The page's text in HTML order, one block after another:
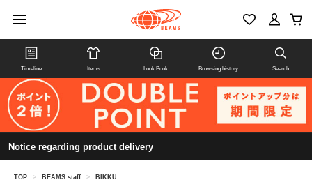
Timeline Items Look Book Browsing history Search
Notice regarding product delivery
TOP > BEAMS staff > BIKKU